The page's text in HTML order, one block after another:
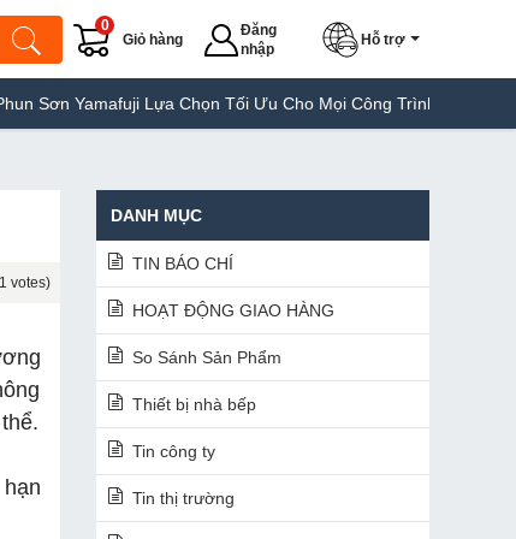
Giỏ hàng
0
Đăng
nhập
Hỗ trợ
Lựa Chọn Tối Ưu Cho Mọi Công Trình Máy Hàn Túi
votes)
DANH MỤC
TIN BÁO CHÍ
HOẠT ĐỘNG GIAO HÀNG
So Sánh Sản Phẩm
Thiết bị nhà bếp
Tin công ty
Tin thị trường